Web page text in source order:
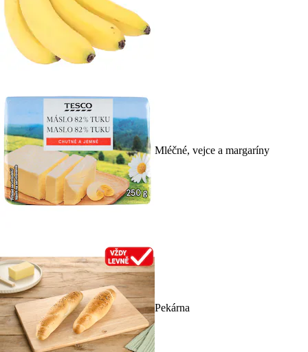
Mléčné, vejce a margaríny
Pekárna